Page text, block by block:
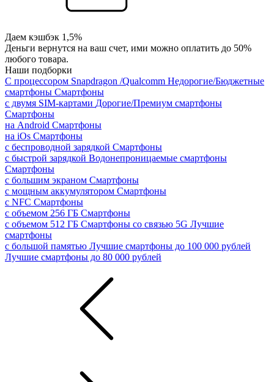
Даем кэшбэк 1,5%
Деньги вернутся на ваш счет, ими можно оплатить до 50%
любого товара.
Наши подборки
С процессором Snapdragon /Qualcomm Недорогие/Бюджетные
смартфоны Смартфоны
с двумя SIM-картами Дорогие/Премиум смартфоны
Смартфоны
на Android Смартфоны
на iOs Смартфоны
с беспроводной зарядкой Смартфоны
с быстрой зарядкой Водонепроницаемые смартфоны
Смартфоны
с большим экраном Смартфоны
с мощным аккумулятором Смартфоны
с NFC Смартфоны
с объемом 256 ГБ Смартфоны
с объемом 512 ГБ Смартфоны со связью 5G Лучшие
смартфоны
с большой памятью Лучшие смартфоны до 100 000 рублей
Лучшие смартфоны до 80 000 рублей